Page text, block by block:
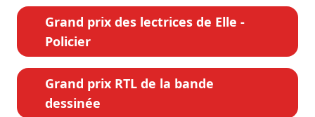
Grand prix des lectrices de Elle -
Policier
Grand prix RTL de la bande
dessinée